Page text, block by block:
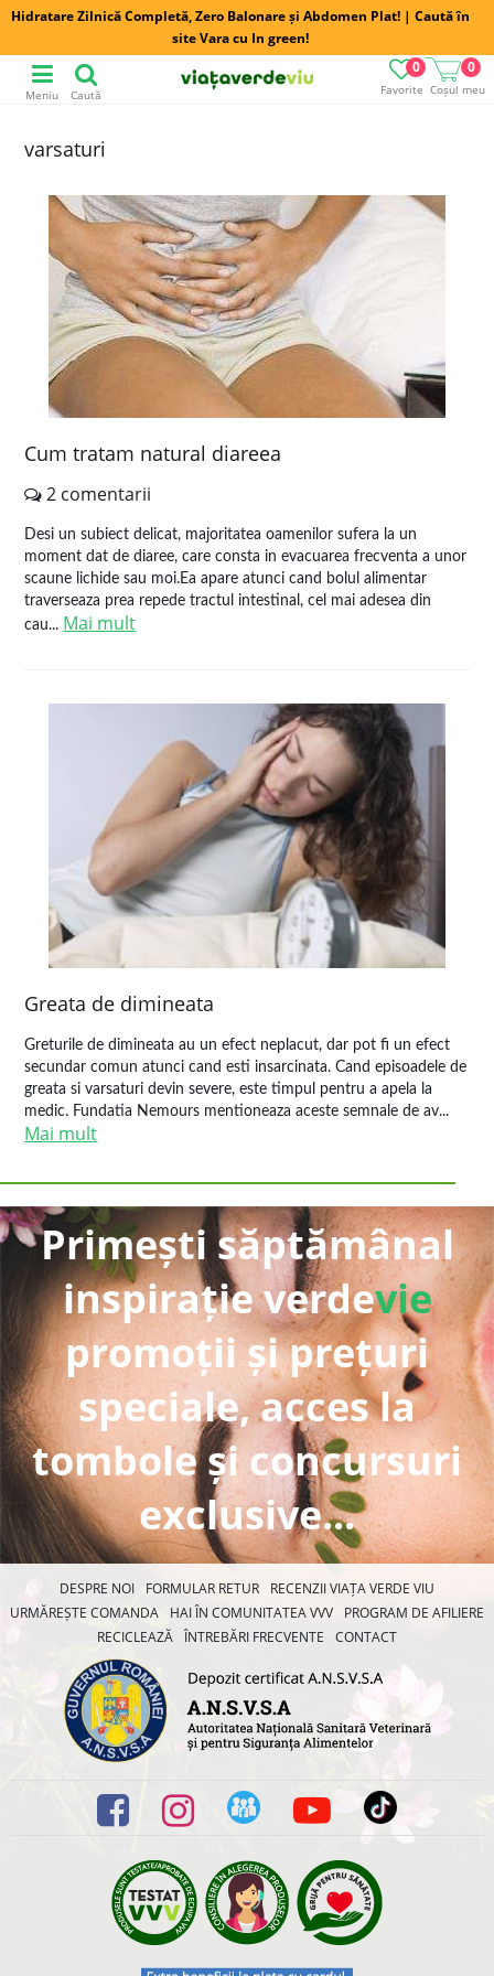
Hidratare Zilnică Completă, Zero Balonare și Abdomen Plat! | Caută în
site Vara cu In green!
Favorite
0
Coșul meu
0
Meniu Caută
varsaturi
Cum tratam natural diareea
2 comentarii
Desi un subiect delicat, majoritatea oamenilor sufera la un
moment dat de diaree, care consta in evacuarea frecventa a unor
scaune lichide sau moi.Ea apare atunci cand bolul alimentar
traverseaza prea repede tractul intestinal, cel mai adesea din
cau... Mai mult
Greata de dimineata
Greturile de dimineata au un efect neplacut, dar pot fi un efect
secundar comun atunci cand esti insarcinata. Cand episoadele de
greata si varsaturi devin severe, este timpul pentru a apela la
medic. Fundatia Nemours mentioneaza aceste semnale de av...
Mai mult
Primești săptămânal
inspirație verdevie
promoții și prețuri
speciale, acces la
tombole și concursuri
exclusive...
DESPRE NOI FORMULAR RETUR
RECENZII VIAȚA VERDE VIU
URMĂREȘTE COMANDA
HAI ÎN COMUNITATEA VVV
PROGRAM DE AFILIERE
RECICLEAZĂ ÎNTREBĂRI FRECVENTE CONTACT